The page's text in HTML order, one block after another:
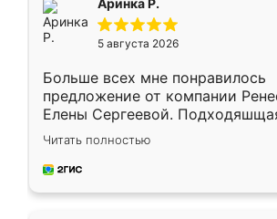
Аринка Р.
5 августа 2026
Больше всех мне понравилось
предложение от компании
Елены Сергеевой.
короткие сроки изготовления.
для замера сотрудник Владислав
предложил по моему эскизу
Читать полностью